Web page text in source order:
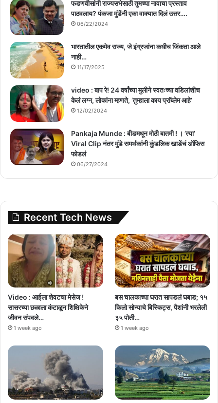
फडणवीसांनी राज्यसभेसाठी तुमच्या नावाचा प्रस्ताव
पाठवलाय? पंकजा मुंडेंनी एका वाक्यात दिलं उत्तर….
06/22/2024
भारतातील एकमेव राज्य, जे इंग्रजांना कधीच जिंकता आले
नाही…
11/17/2025
video : बाप रे! 24 वर्षांच्या मुलीने स्वतःच्या वडिलांशीच
केलं लग्न, लोकांना म्हणते, ‘तुम्हाला काय प्राॅब्लेम आहे’
12/02/2024
Pankaja Munde : बीडमधून मोठी बातमी ! । ‘त्या’
Viral Clip नंतर मुंडे समर्थकांनी कुंडलिक खाडेंचं ऑफिस
फोडलं
06/27/2024
Recent Tech News
Video : आईला शेवटचा मेसेज !
सासरच्या छळाला कंटाळून शिक्षिकेने
जीवन संपवले…
1 week ago
बस चालकाच्या घरात सापडलं घबाड; १५
किलो सोन्याचे बिस्किट्स, पैशांनी भरलेली
३५ पोती…
1 week ago